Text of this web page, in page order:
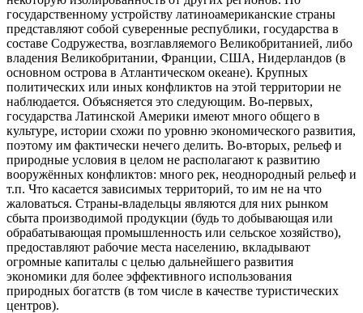
государственному устройству латиноамериканские страны
представляют собой суверенные республики, государства в
составе Содружества, возглавляемого Великобританией, либо
владения Великобритании, Франции, США, Нидерландов (в
основном острова в Атлантическом океане). Крупных
политических или иных конфликтов на этой территории не
наблюдается. Объясняется это следующим. Во-первых,
государства Латинской Америки имеют много общего в
культуре, истории схожи по уровню экономического развития,
поэтому им фактически нечего делить. Во-вторых, рельеф и
природные условия в целом не располагают к развитию
вооружённых конфликтов: много рек, неоднородный рельеф и
т.п. Что касается зависимых территорий, то им не на что
жаловаться. Страны-владельцы являются для них рынком
сбыта производимой продукции (будь то добывающая или
обрабатывающая промышленность или сельское хозяйство),
предоставляют рабочие места населению, вкладывают
огромные капиталы с целью дальнейшего развития
экономики для более эффективного использования
природных богатств (в том числе в качестве туристических
центров).